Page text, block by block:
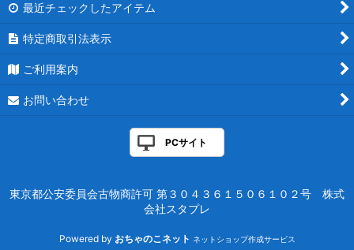
最近チェックしたアイテム
特定商取引法表示
ご利用案内
お問い合わせ
PCサイト
東京都公安委員会古物商許可 第３０４３６１５０６１０２号 株式
会社スタプレ
Powered by おちゃのこネット ネットショップ作成サービス